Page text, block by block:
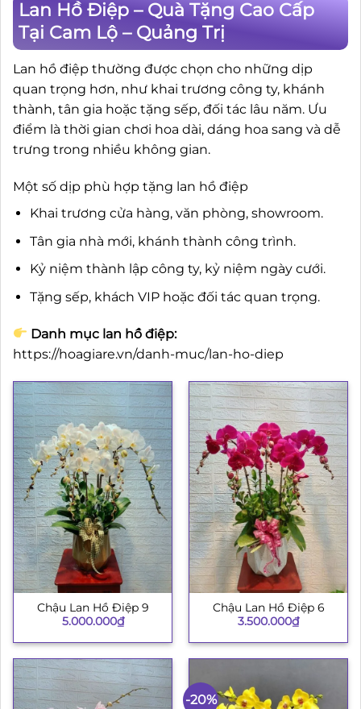
Lan Hồ Điệp – Quà Tặng Cao Cấp
Tại Cam Lộ – Quảng Trị
Lan hồ điệp thường được chọn cho những dịp
quan trọng hơn, như khai trương công ty, khánh
thành, tân gia hoặc tặng sếp, đối tác lâu năm. Ưu
điểm là thời gian chơi hoa dài, dáng hoa sang và dễ
trưng trong nhiều không gian.
Một số dịp phù hợp tặng lan hồ điệp
Khai trương cửa hàng, văn phòng, showroom.
Tân gia nhà mới, khánh thành công trình.
Kỷ niệm thành lập công ty, kỷ niệm ngày cưới.
Tặng sếp, khách VIP hoặc đối tác quan trọng.
Danh mục lan hồ điệp:
https://hoagiare.vn/danh-muc/lan-ho-diep
Chậu Lan Hồ Điệp 9
5.000.000₫
Chậu Lan Hồ Điệp 6
3.500.000₫
-20%